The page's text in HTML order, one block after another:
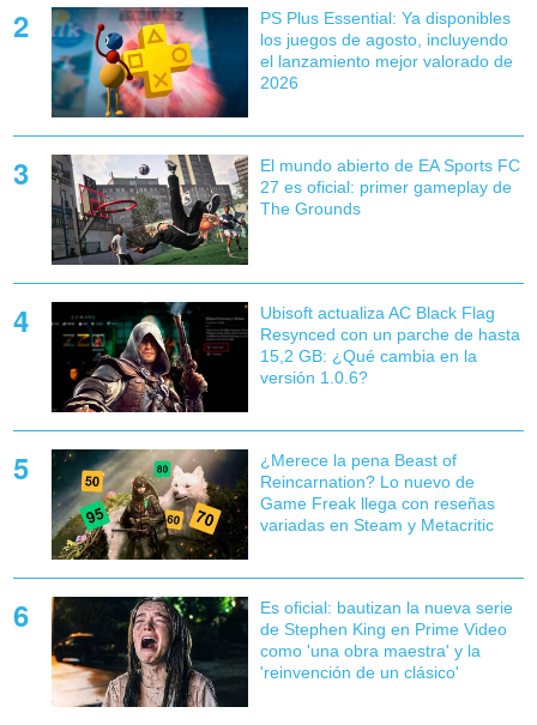
PS Plus Essential: Ya disponibles
los juegos de agosto, incluyendo
el lanzamiento mejor valorado de
2026
El mundo abierto de EA Sports FC
27 es oficial: primer gameplay de
The Grounds
Ubisoft actualiza AC Black Flag
Resynced con un parche de hasta
15,2 GB: ¿Qué cambia en la
versión 1.0.6?
¿Merece la pena Beast of
Reincarnation? Lo nuevo de
Game Freak llega con reseñas
variadas en Steam y Metacritic
Es oficial: bautizan la nueva serie
de Stephen King en Prime Video
como 'una obra maestra' y la
'reinvención de un clásico'